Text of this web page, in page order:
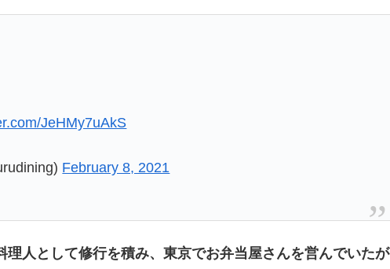
JeHMy7uAkS
February 8, 2021
理人として修行を積み、東京でお弁当屋さんを営んでいたが